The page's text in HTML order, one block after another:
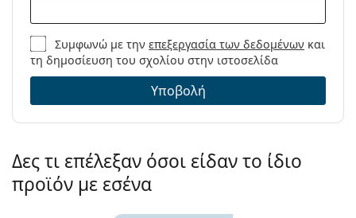
Συμφωνώ με τηνεπεξεργασία των δεδομένων και
τη δημοσίευση του σχολίου στην ιστοσελίδα
Υποβολή
Δες τι επέλεξαν όσοι είδαν το ίδιο
προϊόν με εσένα